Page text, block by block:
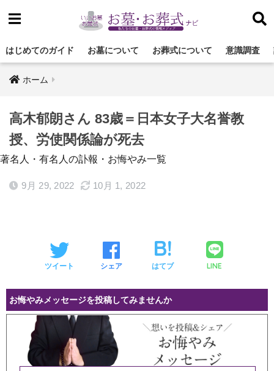
はじめてのガイド お墓について お葬式について 意識調査
ホーム
高木郁朗さん 83歳＝日本女子大名誉教
授、労使関係論が死去
著名人・有名人の訃報・お悔やみ一覧
9月 29, 2022 10月 1, 2022
ツイート シェア はてブ LINE
お悔やみメッセージを投稿してみませんか